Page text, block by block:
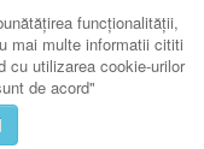
funcţionalităţii,
mai multe informatii cititi
cu utilizarea cookie-urilor
de acord"